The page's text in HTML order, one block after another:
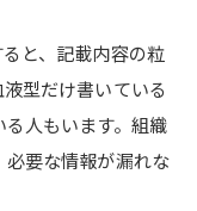
と、記載内容の粒
型だけ書いている
人もいます。組織
要な情報が漏れな